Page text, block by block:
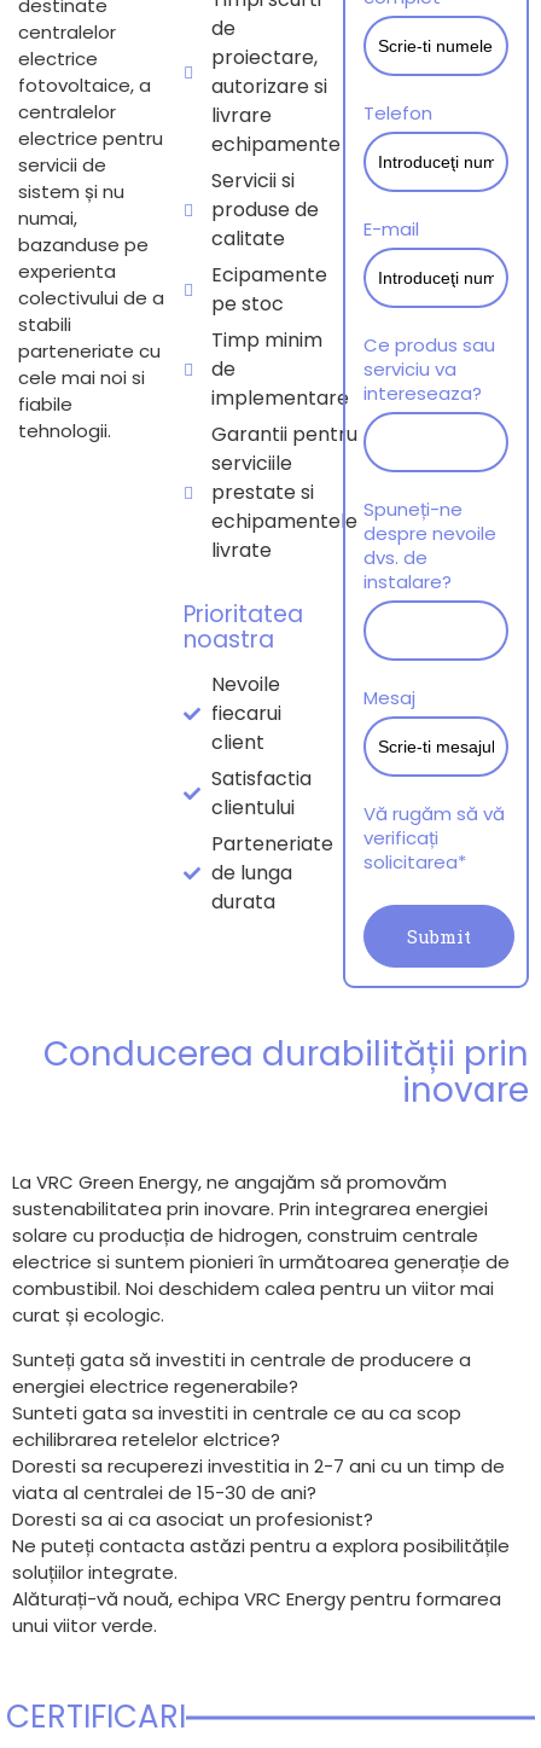
destinate
centralelor
electrice
fotovoltaice, a
centralelor
electrice pentru
servicii de
sistem și nu
numai,
bazanduse pe
experienta
colectivului de a
stabili
parteneriate cu
cele mai noi si
fiabile
tehnologii.
de
proiectare,
autorizare si
livrare
echipamente
Servicii si
produse de
calitate
Ecipamente
pe stoc
Timp minim
de
implementare
Garantii pentru
serviciile
prestate si
echipamentele
livrate
Prioritatea
noastra
Nevoile
fiecarui
client
Satisfactia
clientului
Parteneriate
de lunga
durata
Telefon
E-mail
Ce produs sau
serviciu va
intereseaza?
Spuneți-ne
despre nevoile
dvs. de
instalare?
Mesaj
Vă rugăm să vă
verificați
solicitarea*
Conducerea durabilității prin
inovare
La VRC Green Energy, ne angajăm să promovăm
sustenabilitatea prin inovare. Prin integrarea energiei
solare cu producția de hidrogen, construim centrale
electrice si suntem pionieri în următoarea generație de
combustibil. Noi deschidem calea pentru un viitor mai
curat și ecologic.
Sunteți gata să investiti in centrale de producere a
energiei electrice regenerabile?
Sunteti gata sa investiti in centrale ce au ca scop
echilibrarea retelelor elctrice?
Doresti sa recuperezi investitia in 2-7 ani cu un timp de
viata al centralei de 15-30 de ani?
Doresti sa ai ca asociat un profesionist?
Ne puteți contacta astăzi pentru a explora posibilitățile
soluțiilor integrate.
Alăturați-vă nouă, echipa VRC Energy pentru formarea
unui viitor verde.
CERTIFICARI